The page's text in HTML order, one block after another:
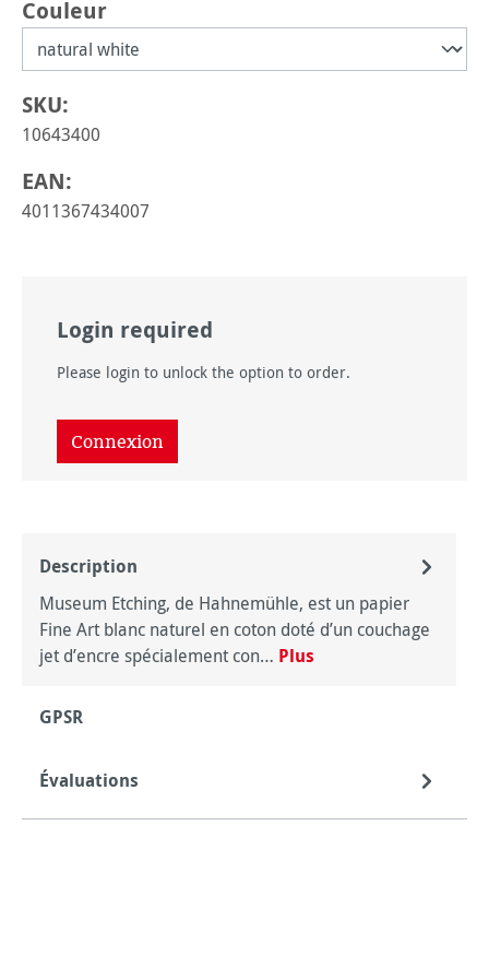
Sélectionnez
Couleur
SKU:
10643400
EAN:
4011367434007
Login required
Please login to unlock the option to order.
Connexion
Description
Museum Etching, de Hahnemühle, est un papier
Fine Art blanc naturel en coton doté d’un couchage
jet d’encre spécialement con… Plus
GPSR
Évaluations